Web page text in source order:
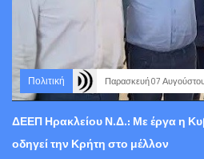
Πολιτική Παρασκευή 07
ΔΕΕΠ Ηρακλείου Ν.Δ.: Με έργα η
οδηγεί την Κρήτη στο μέλλον